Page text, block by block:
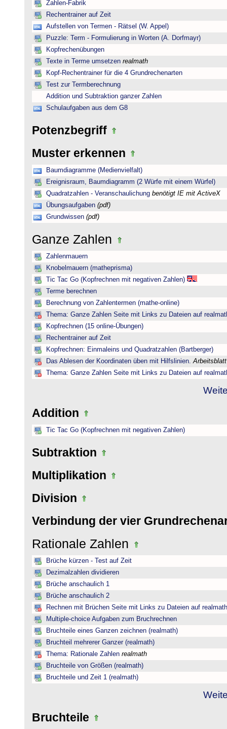
Zahlen-Fabrik
Rechentrainer auf Zeit
Aufstellen von Termen - Rätsel (W. Appel)
Puzzle: Term - Formulierung in Worten (A. Dorfmayr)
Kopfrechenübungen
Texte in Terme umsetzen realmath
Kopf-Rechentrainer für die 4 Grundrechenarten
Test zur Termberechnung
Addition und Subtraktion ganzer Zahlen
Schulaufgaben aus dem G8
Potenzbegriff
Muster erkennen
Baumdiagramme (Medienvielfalt)
Ereignisraum, Baumdiagramm (2 Würfe mit einem Würfel)
Quadratzahlen - Veranschaulichung benötigt IE mit ActiveX
Übungsaufgaben (pdf)
Grundwissen (pdf)
Ganze Zahlen
Zahlenmauern
Knobelmauern (matheprisma)
Tic Tac Go (Kopfrechnen mit negativen Zahlen)
Terme berechnen
Berechnung von Zahlentermen (mathe-online)
Thema: Ganze Zahlen Seite mit Links zu Dateien auf
Kopfrechnen (15 online-Übungen)
Rechentrainer auf Zeit
Kopfrechnen: Einmaleins und Quadratzahlen (Bartberger)
Das Ablesen der Koordinaten üben mit Hilfslinien.
Thema: Ganze Zahlen Seite mit Links zu Dateien auf
Addition
Tic Tac Go (Kopfrechnen mit negativen Zahlen)
Subtraktion
Multiplikation
Division
Verbindung der vier
Rationale Zahlen
Brüche kürzen - Test auf Zeit
Dezimalzahlen dividieren
Brüche anschaulich 1
Brüche anschaulich 2
Rechnen mit Brüchen Seite mit Links zu Dateien auf
Multiple-choice Aufgaben zum Bruchrechnen
Bruchteile eines Ganzen zeichnen (realmath)
Bruchteil mehrerer Ganzer (realmath)
Thema: Rationale Zahlen realmath
Bruchteile von Größen (realmath)
Bruchteile und Zeit 1 (realmath)
Bruchteile